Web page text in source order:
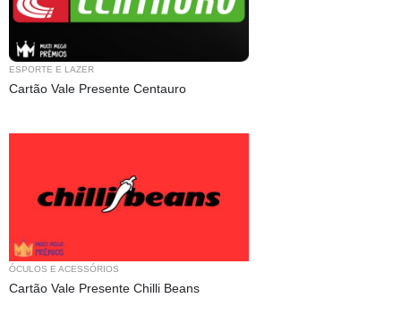
ESPORTE E LAZER
Cartão Vale Presente Centauro
ÓCULOS E ACESSÓRIOS
Cartão Vale Presente Chilli Beans